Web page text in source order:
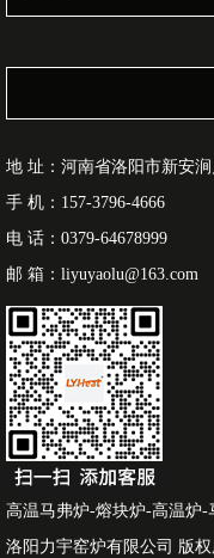
地 址：河南省洛阳市新安
手 机：157-3796-4666
电 话：0379-64678999
邮 箱：liyuyaolu@163.com
高温马弗炉-熔块炉-高温炉
洛阳力宇窑炉有限公司 版权